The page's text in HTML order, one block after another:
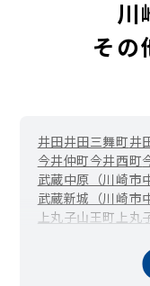
川
その
井田井田三舞町井
今井仲町今井西町
武蔵中原（川崎市
武蔵新城（川崎市
上丸子山王町上丸
木月大
向河原（